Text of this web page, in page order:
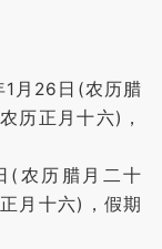
月26日(农历腊
历正月十六)，
农历腊月二十
月十六)，假期